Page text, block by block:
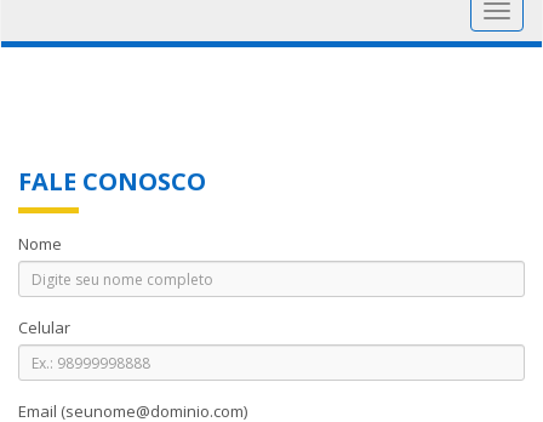
FALE CONOSCO
Nome
Celular
Email (seunome@dominio.com)